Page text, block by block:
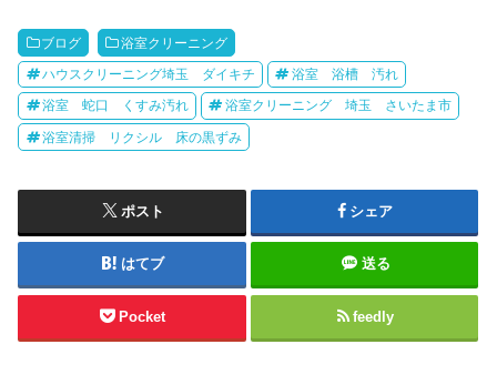
ブログ 浴室クリーニング
ハウスクリーニング埼玉 ダイキチ 浴室 浴槽 汚れ
浴室 蛇口 くすみ汚れ 浴室クリーニング 埼玉 さいたま市
浴室清掃 リクシル 床の黒ずみ
ポスト シェア
はてブ 送る
Pocket feedly